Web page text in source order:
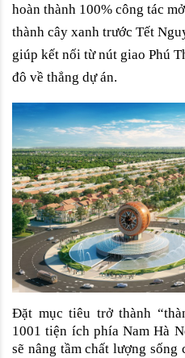
hoàn thành 100% công tác
thành cây xanh trước Tết
giúp kết nối từ nút giao Phú
đô về thẳng dự án.
Đặt mục tiêu trở thành
1001 tiện ích phía Nam Hà
sẽ nâng tầm chất lượng